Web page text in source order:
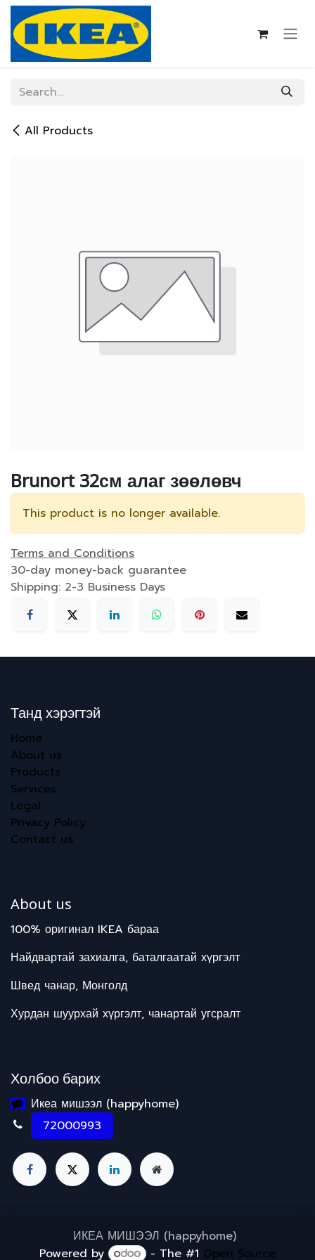
Skip to Content
All Products
Brunort 32см алаг зөөлөвч
This product is no longer available.
Terms and Conditions
30-day money-back guarantee
Shipping: 2-3 Business Days
Танд хэрэгтэй
Home
About us
Products
Services
Legal
Privacy Policy
Contact us
About us
100% оригинал IKEA бараа
Найдвартай захиалга, баталгаатай хүргэлт
Швед чанар, Монголд
Хурдан шуурхай хүргэлт, чанартай угсралт
Холбоо барих
Икеа мишээл (happyhome)
72000993
ИКЕА МИШЭЭЛ (happyhome)
Powered by
- The #1 Open Source